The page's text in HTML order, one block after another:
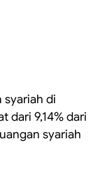
syariah di
dari 9,14% dari
syariah